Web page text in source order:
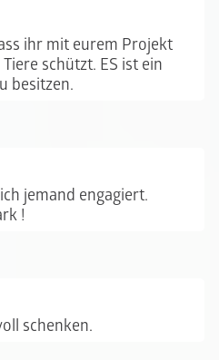
ihr mit eurem Projekt
schützt. ES ist ein
besitzen.
jemand engagiert.
!
schenken.